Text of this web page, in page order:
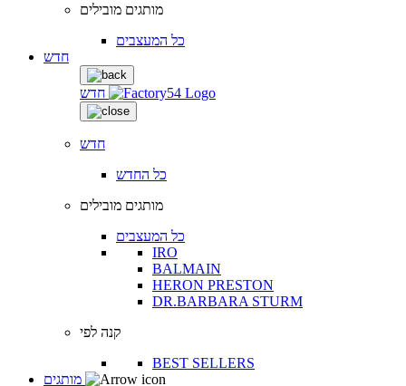
מותגים מובילים
כל המעצבים
חדש
חדש
חדש
כל החדש
מותגים מובילים
כל המעצבים
IRO
BALMAIN
HERON PRESTON
DR.BARBARA STURM
קנה לפי
BEST SELLERS